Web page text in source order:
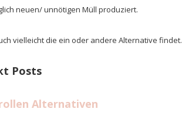
neuen/ unnötigen Müll produziert.
vielleicht die ein oder andere Alternative findet.
Posts
Alternativen